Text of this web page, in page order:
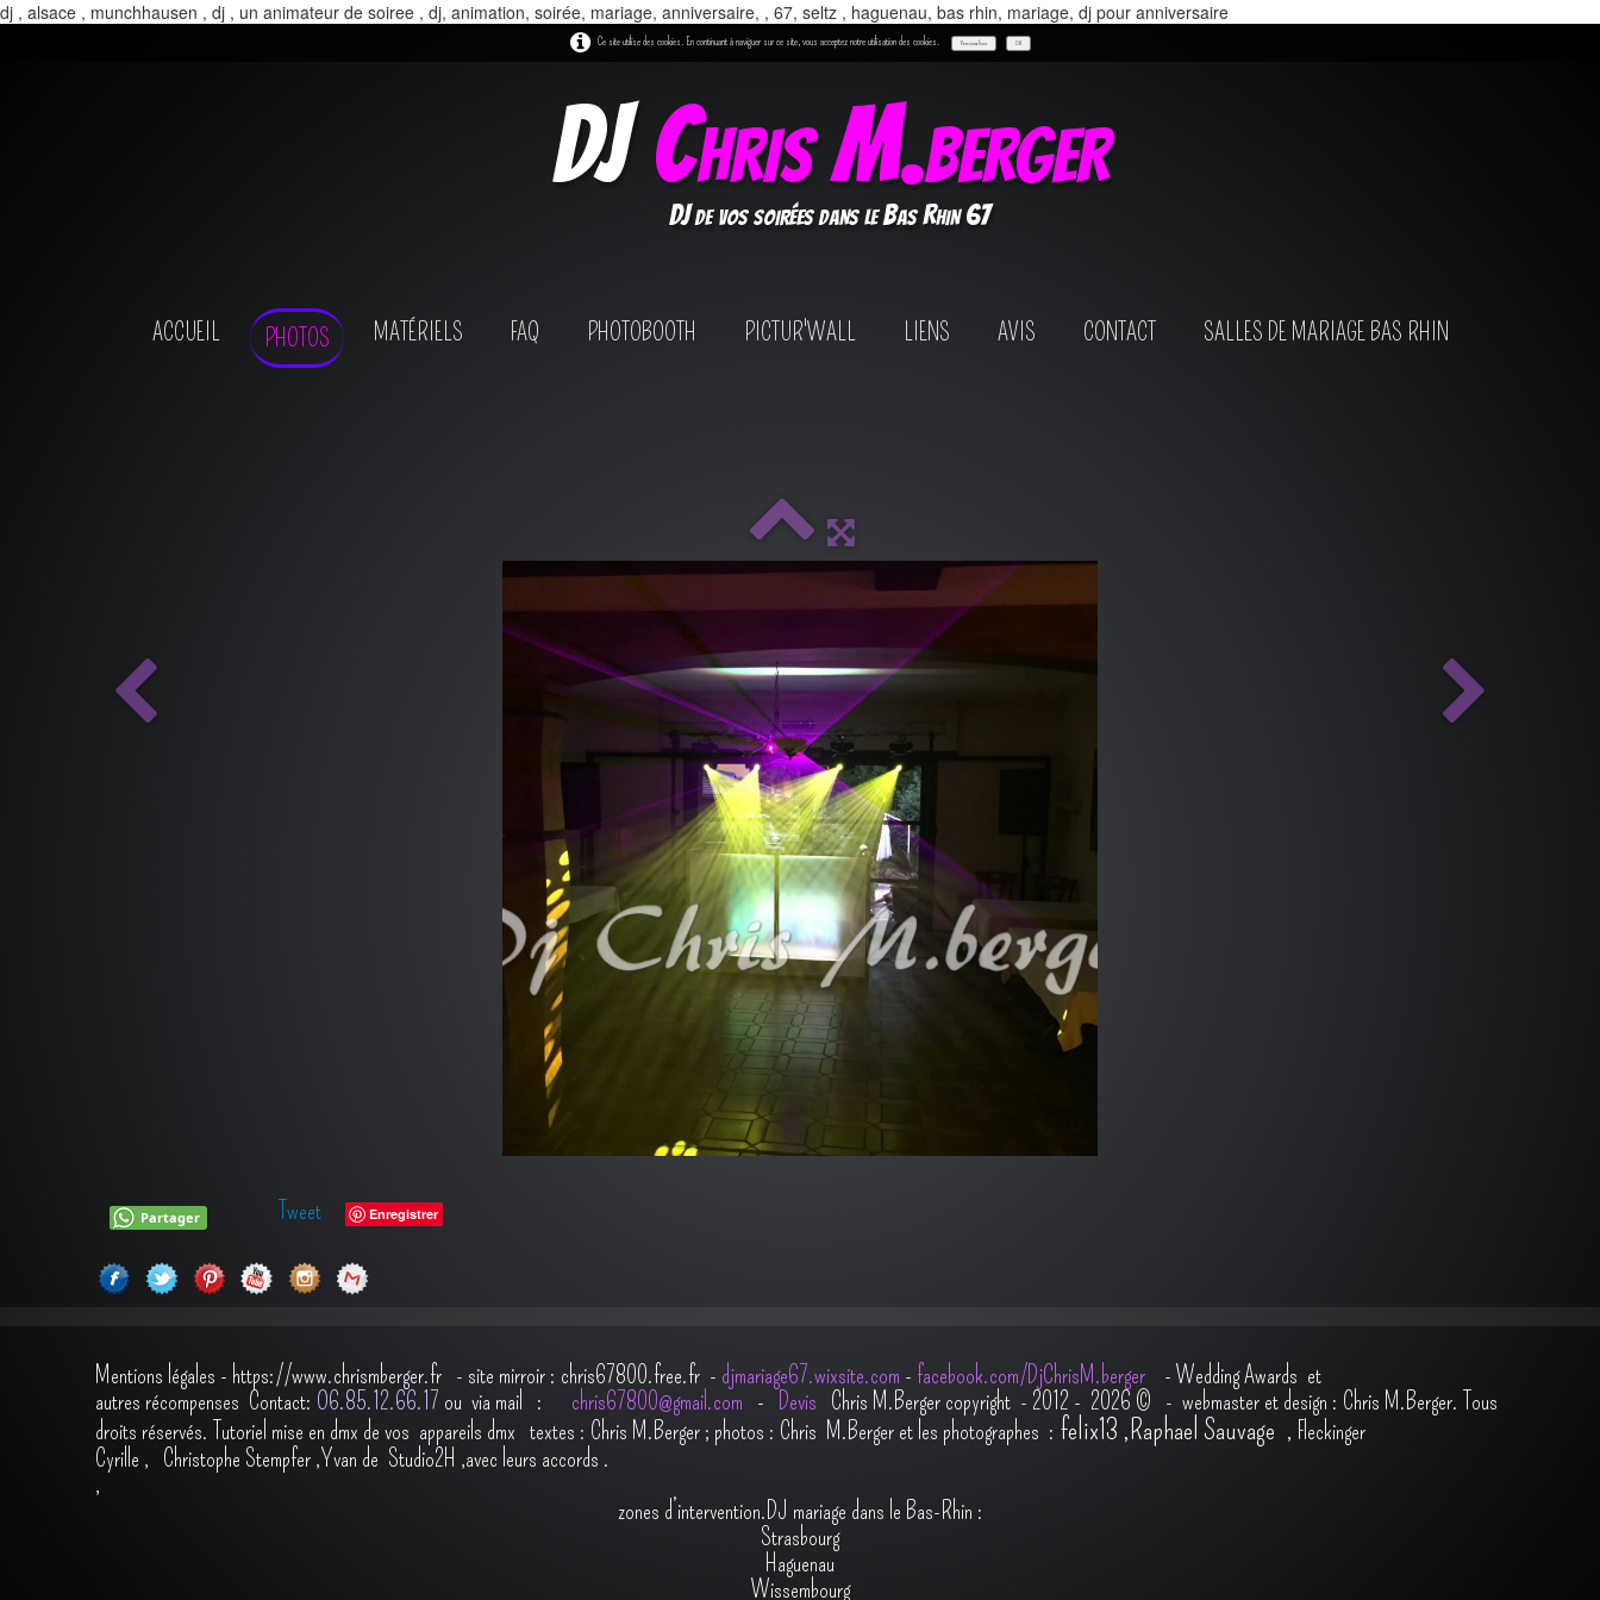
dj , alsace , munchhausen , dj , un animateur de soiree , dj, animation, soirée, mariage, anniversaire, , 67, seltz , haguenau, bas rhin, mariage, dj pour anniversaire
Ce site utilise des cookies. En continuant à naviguer sur ce site, vous acceptez notre utilisation des cookies. Personnaliser OK
DJChris M.berger
DJ de vos soirées dans le Bas Rhin 67
ACCUEIL PHOTOS MATÉRIELS FAQ PHOTOBOOTH PICTUR'WALL LIENS AVIS CONTACT SALLES DE MARIAGE BAS RHIN
Partager Tweet Enregistrer
Mentions légales - https://www.chrismberger.fr - site mirroir : chris67800.free.fr - djmariage67.wixsite.com - facebook.com/DjChrisM.berger - Wedding Awards et
autres récompenses Contact: O6.85.12.66.17 ou via mail : chris67800@gmail.com - Devis Chris M.Berger copyright - 2012 - 2026 © - webmaster et design : Chris M.Berger. Tous
droits réservés. Tutoriel mise en dmx de vos appareils dmx textes : Chris M.Berger ; photos : Chris M.Berger et les photographes : felix13 ,Raphael Sauvage , Fleckinger
Cyrille , Christophe Stempfer ,Yvan de Studio2H ,avec leurs accords .
,
zones d’intervention.DJ mariage dans le Bas-Rhin :
Strasbourg
Haguenau
Wissembourg